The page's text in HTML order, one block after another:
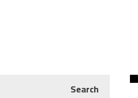
Search